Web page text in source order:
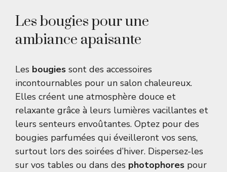
Les bougies pour une
ambiance apaisante
Les bougies sont des accessoires
incontournables pour un salon chaleureux.
Elles créent une atmosphère douce et
relaxante grâce à leurs lumières vacillantes et
leurs senteurs envoûtantes. Optez pour des
bougies parfumées qui éveilleront vos sens,
surtout lors des soirées d’hiver. Dispersez-les
sur vos tables ou dans des photophores pour